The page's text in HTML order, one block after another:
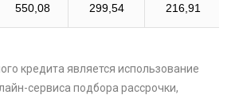
550,08 299,54 216,91
кредита является использование
сервиса подбора рассрочки,